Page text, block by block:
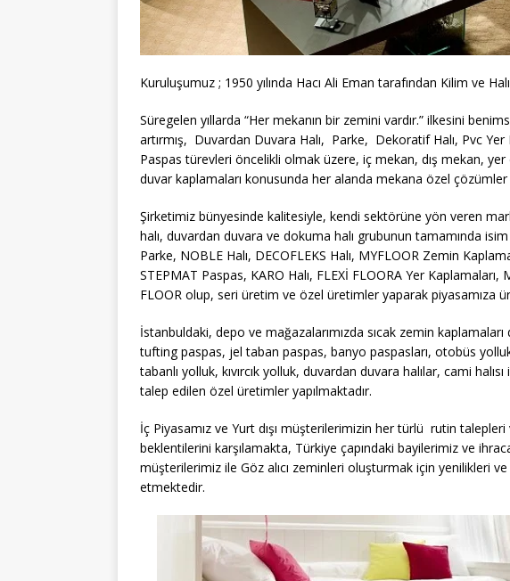
Kuruluşumuz ; 1950 yılında Hacı Ali Eman tarafından Kilim ve
Süregelen yıllarda “Her mekanın bir zemini vardır.” ilkesini
artırmış, Duvardan Duvara Halı, Parke, Dekoratif Halı, Pvc Yer
Paspas türevleri öncelikli olmak üzere, iç mekan, dış mekan,
duvar kaplamaları konusunda her alanda mekana özel çözümler
Şirketimiz bünyesinde kalitesiyle, kendi sektörüne yön veren
halı, duvardan duvara ve dokuma halı grubunun tamamında
Parke, NOBLE Halı, DECOFLEKS Halı, MYFLOOR Zemin
STEPMAT Paspas, KARO Halı, FLEXİ FLOORA Yer Kaplamaları,
FLOOR olup, seri üretim ve özel üretimler yaparak piyasamıza
İstanbuldaki, depo ve mağazalarımızda sıcak zemin
tufting paspas, jel taban paspas, banyo paspasları, otobüs
tabanlı yolluk, kıvırcık yolluk, duvardan duvara halılar, cami
talep edilen özel üretimler yapılmaktadır.
İç Piyasamız ve Yurt dışı müşterilerimizin her türlü rutin
beklentilerini karşılamakta, Türkiye çapındaki bayilerimiz ve
müşterilerimiz ile Göz alıcı zeminleri oluşturmak için yenilikleri ve
etmektedir.